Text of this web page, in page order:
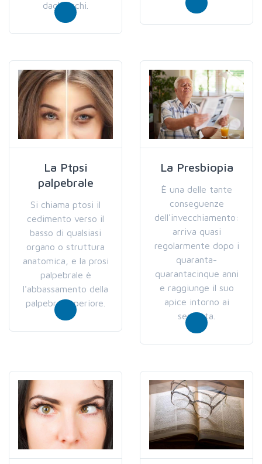
dagli occhi.
La Ptpsi
palpebrale
Si chiama ptosi il
cedimento verso il
basso di qualsiasi
organo o struttura
anatomica, e la prosi
palpebrale è
l'abbassamento della
palpebra superiore.
La Presbiopia
È una delle tante
conseguenze
dell'invecchiamento:
arriva quasi
regolarmente dopo i
quaranta-
quarantacinque anni
e raggiunge il suo
apice intorno ai
sessanta.